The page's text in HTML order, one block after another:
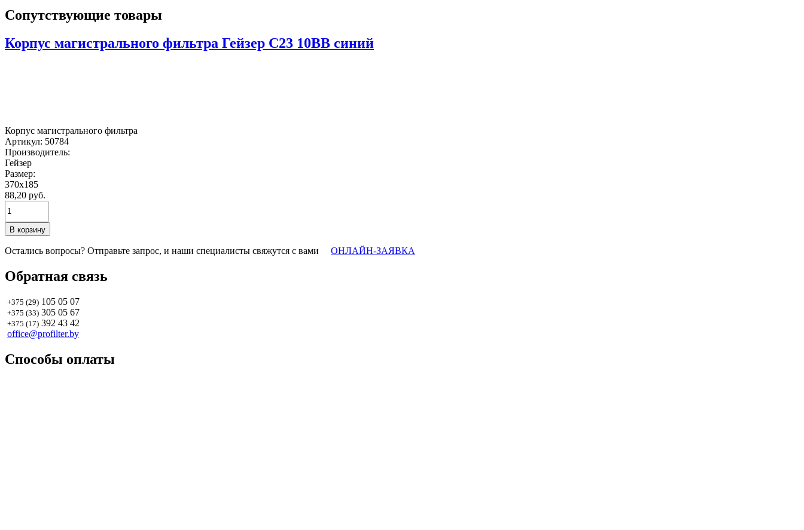
Сопутствующие товары
Корпус магистрального фильтра Гейзер C23 10BB синий
Корпус магистрального фильтра
Артикул: 50784
Производитель:
Гейзер
Размер:
370x185
88,20 руб.
В корзину
Остались вопросы? Отправьте запрос, и наши специалисты свяжутся с вами ОНЛАЙН-ЗАЯВКА
Обратная связь
+375 (29) 105 05 07
+375 (33) 305 05 67
+375 (17) 392 43 42
office@profilter.by
Способы оплаты